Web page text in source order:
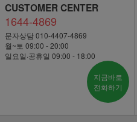
CUSTOMER CENTER
1644-4869
문자상담 010-4407-4869
월~토 09:00 - 20:00
일요일·공휴일 09:00 - 18:00
지금바로
전화하기